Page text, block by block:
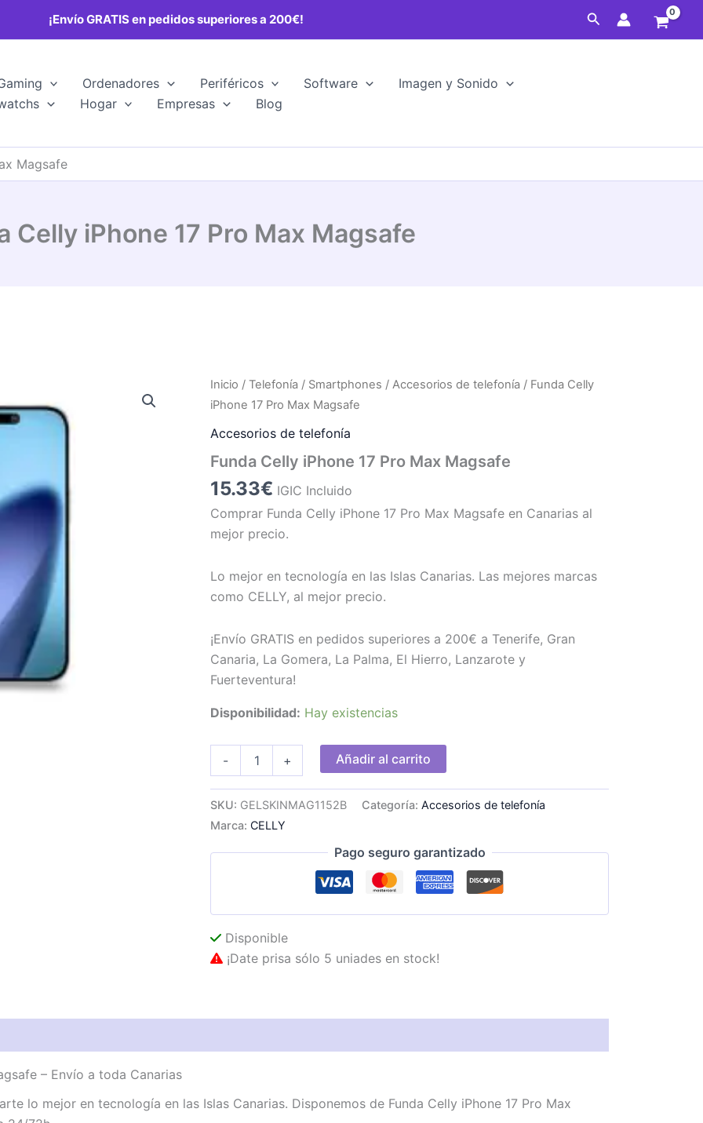
¡Envío GRATIS en pedidos superiores a 200€! Buscar
Ordenadores Periféricos Software
Imagen y Sonido
Hogar Empresas Blog
Magsafe
Celly iPhone 17 Pro Max Magsafe
Inicio /Telefonía / Smartphones /Accesorios de telefonía / Funda Celly
iPhone 17 Pro Max Magsafe
Accesorios de telefonía
Funda Celly iPhone 17 Pro Max Magsafe
15.33€ IGIC Incluido
Comprar Funda Celly iPhone 17 Pro Max Magsafe en Canarias al
mejor precio.
Lo mejor en tecnología en las Islas Canarias. Las mejores marcas
como CELLY, al mejor precio.
¡Envío GRATIS en pedidos superiores a 200€ a Tenerife, Gran
Canaria, La Gomera, La Palma, El Hierro, Lanzarote y
Fuerteventura!
Disponibilidad: Hay existencias
-
17
Max
+ Añadir al carrito
SKU: GELSKINMAG1152B Categoría:Accesorios de telefonía
Marca:CELLY
Pago seguro garantizado
Disponible
¡Date prisa sólo 5 uniades en stock!
– Envío a toda Canarias
lo mejor en tecnología en las Islas Canarias. Disponemos de Funda Celly iPhone 17 Pro Max
Max